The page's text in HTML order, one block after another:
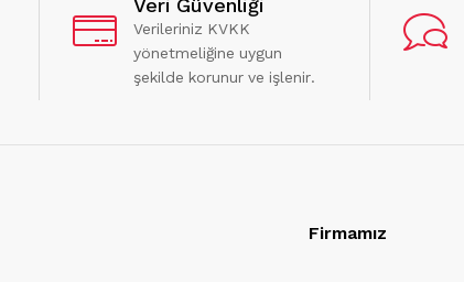
Veri Güvenliği
Verileriniz KVKK
yönetmeliğine uygun
şekilde korunur ve işlenir.
Firmamız